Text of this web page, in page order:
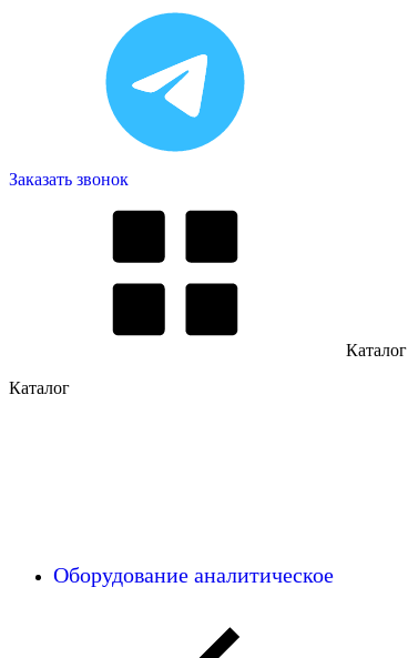
Заказать звонок
Каталог
Каталог
Оборудование аналитическое